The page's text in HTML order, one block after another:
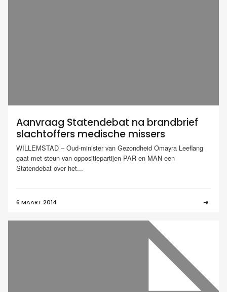
Aanvraag Statendebat na brandbrief
slachtoffers medische missers
WILLEMSTAD – Oud-minister van Gezondheid Omayra Leeflang
gaat met steun van oppositiepartijen PAR en MAN een
Statendebat over het...
6 MAART 2014